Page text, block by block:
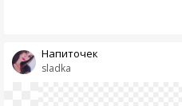
sladka
Напиточек